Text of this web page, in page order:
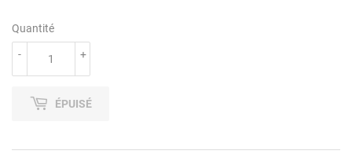
Quantité
+
-
ÉPUISÉ